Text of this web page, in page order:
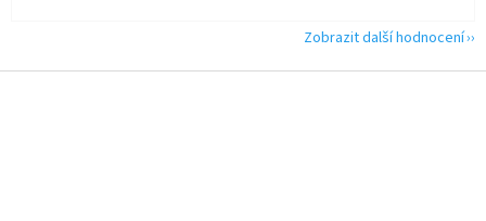
Zobrazit další hodnocení